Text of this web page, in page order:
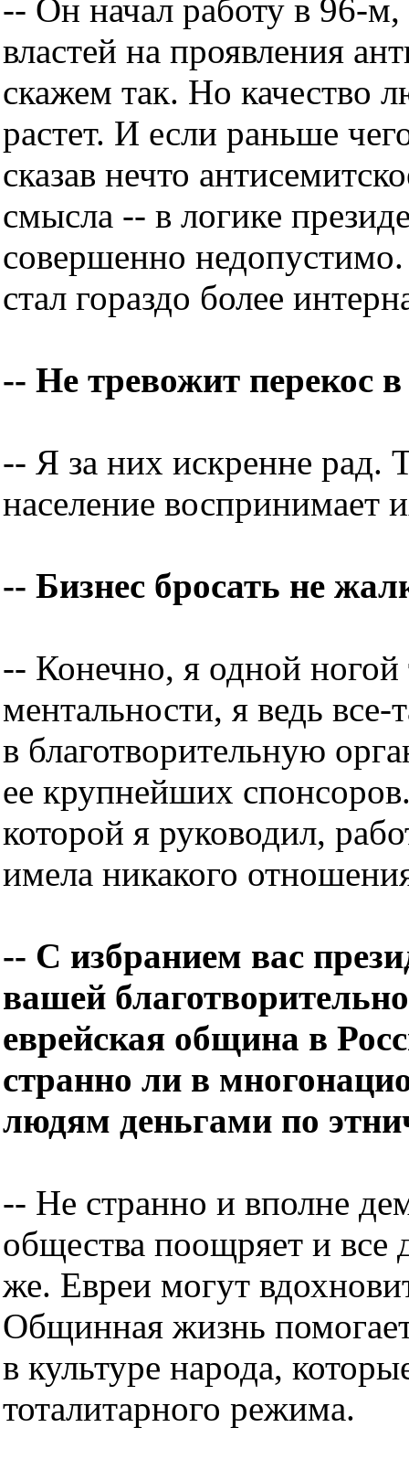
-- Он начал работу в 96-м,
властей на проявления
скажем так. Но качество
растет. И если раньше
сказав нечто
смысла -- в логике
совершенно
стал гораздо более
-- Не тревожит перекос
-- Я за них искренне рад.
население воспринимает
-- Бизнес бросать не
-- Конечно, я одной
ментальности, я ведь
в благотворительную
ее крупнейших
которой я руководил,
имела никакого
-- C избранием вас
вашей
еврейская община в
странно ли в
людям деньгами по
-- Не странно и вполне
общества поощряет и все
же. Евреи могут
Общинная жизнь
в культуре народа,
тоталитарного режима.